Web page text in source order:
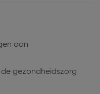
aan
gezondheidszorg